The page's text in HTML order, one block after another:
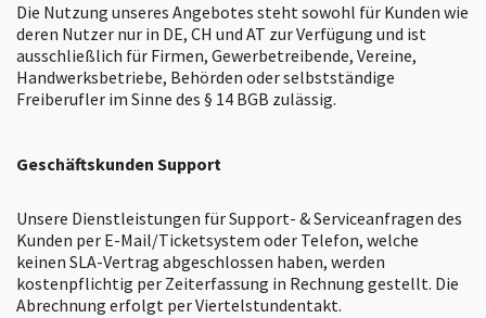
Die Nutzung unseres Angebotes steht sowohl für Kunden wie
deren Nutzer nur in DE, CH und AT zur Verfügung und ist
ausschließlich für Firmen, Gewerbetreibende, Vereine,
Handwerksbetriebe, Behörden oder selbstständige
Freiberufler im Sinne des § 14 BGB zulässig.
Geschäftskunden Support
Unsere Dienstleistungen für Support- & Serviceanfragen des
Kunden per E-Mail/Ticketsystem oder Telefon, welche
keinen SLA-Vertrag abgeschlossen haben, werden
kostenpflichtig per Zeiterfassung in Rechnung gestellt. Die
Abrechnung erfolgt per Viertelstundentakt.